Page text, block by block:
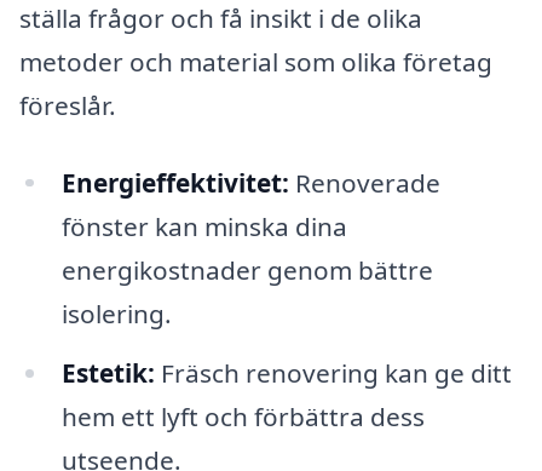
ställa frågor och få insikt i de olika
metoder och material som olika företag
föreslår.
Energieffektivitet: Renoverade
fönster kan minska dina
energikostnader genom bättre
isolering.
Estetik: Fräsch renovering kan ge ditt
hem ett lyft och förbättra dess
utseende.